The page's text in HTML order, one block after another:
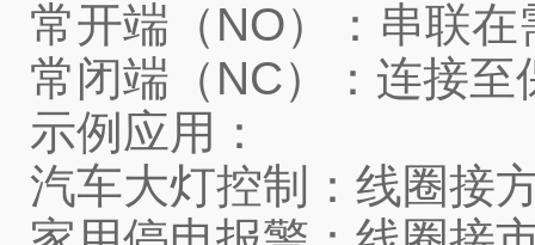
常开端（NO）：串联
常闭端（NC）：连接
示例应用：
汽车大灯控制：线圈接